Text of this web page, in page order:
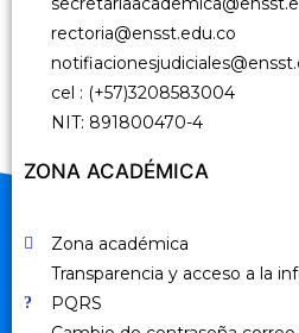
rectoria@ensst.edu.co
cel : (+57)3208583004
NIT: 891800470-4
ZONA ACADÉMICA
Zona académica
Transparencia y acceso a la
PQRS